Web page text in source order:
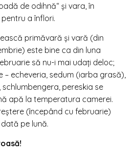
de odihnă“ și vara, în
a înflori.
primăvară și vară (din
este bine ca din luna
să nu-i mai udați deloc;
– echeveria, sedum (iarba grasă),
pereskia se
apă la temperatura camerei.
(începând cu februarie)
pe lună.